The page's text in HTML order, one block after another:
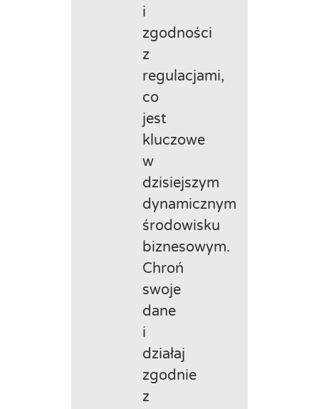
i
zgodności
z
regulacjami,
co
jest
kluczowe
w
dzisiejszym
dynamicznym
środowisku
biznesowym.
Chroń
swoje
dane
i
działaj
zgodnie
z